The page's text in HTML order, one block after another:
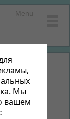
Menu
Мы
вашем